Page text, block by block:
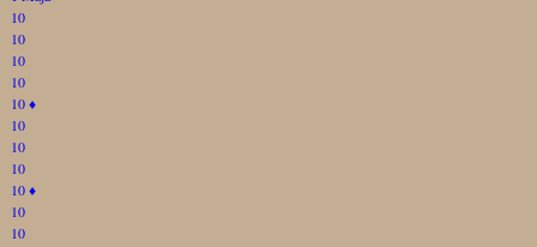
10
10
10
10
10♦
10
10
10
10♦
10
10